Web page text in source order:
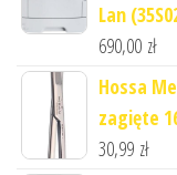
Lan
690,00 zł
Hossa
zagięte
30,99 zł